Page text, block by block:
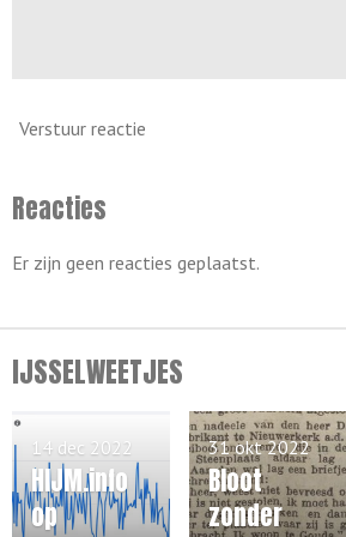
Verstuur reactie
Reacties
Er zijn geen reacties geplaatst.
IJSSELWEETJES
HIJM.info
op
14 dec 2022
Bloot
zonder
31 okt 2022